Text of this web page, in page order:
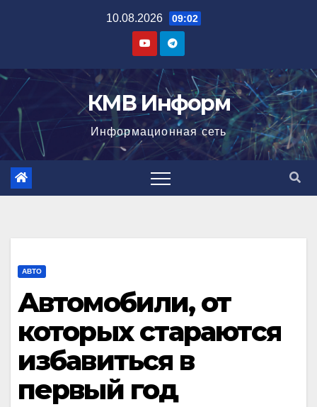
10.08.2026 09:02
КМВ Информ
Информационная сеть
АВТО
Автомобили, от
которых стараются
избавиться в
первый год